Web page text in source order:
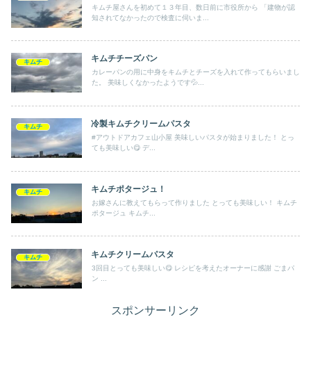
キムチ屋さんを初めて１３年目、数日前に市役所から 「建物が認
知されてなかったので検査に伺いま...
キムチ キムチチーズパン
カレーパンの用に中身をキムチとチーズを入れて作ってもらいまし
た。 美味しくなかったようです💦...
キムチ 冷製キムチクリームパスタ
#アウトドアカフェ山小屋 美味しいパスタが始まりました！ とっ
ても美味しい😋 デ...
キムチ キムチポタージュ！
お嫁さんに教えてもらって作りました とっても美味しい！ キムチ
ポタージュ キムチ...
キムチ キムチクリームパスタ
3回目とっても美味しい😋 レシピを考えたオーナーに感謝 ごまパ
ン ...
スポンサーリンク